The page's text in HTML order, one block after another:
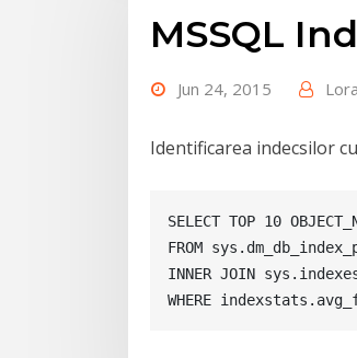
MSSQL
Jun 24, 2015
Identificarea indecsilor
SELECT TOP 10
FROM
INNER JOIN
WHERE